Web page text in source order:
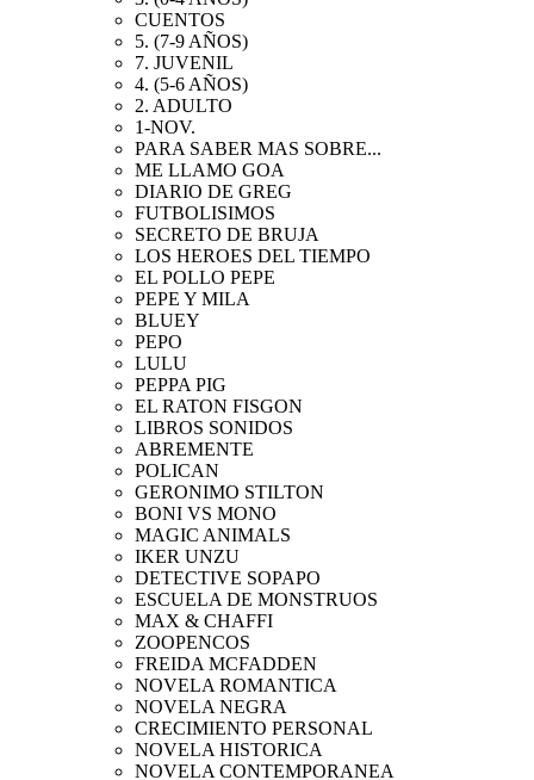
CUENTOS
5. (7-9 AÑOS)
7. JUVENIL
4. (5-6 AÑOS)
2. ADULTO
1-NOV.
PARA SABER MAS SOBRE...
ME LLAMO GOA
DIARIO DE GREG
FUTBOLISIMOS
SECRETO DE BRUJA
LOS HEROES DEL TIEMPO
EL POLLO PEPE
PEPE Y MILA
BLUEY
PEPO
LULU
PEPPA PIG
EL RATON FISGON
LIBROS SONIDOS
ABREMENTE
POLICAN
GERONIMO STILTON
BONI VS MONO
MAGIC ANIMALS
IKER UNZU
DETECTIVE SOPAPO
ESCUELA DE MONSTRUOS
MAX & CHAFFI
ZOOPENCOS
FREIDA MCFADDEN
NOVELA ROMANTICA
NOVELA NEGRA
CRECIMIENTO PERSONAL
NOVELA HISTORICA
NOVELA CONTEMPORANEA